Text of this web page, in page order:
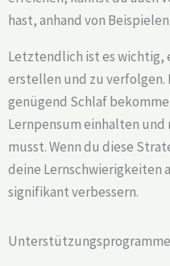
hast, anhand von
Letztendlich ist es wichtig,
erstellen und zu verfolgen.
genügend Schlaf
Lernpensum einhalten und
musst. Wenn du diese
deine Lernschwierigkeiten
signifikant verbessern.